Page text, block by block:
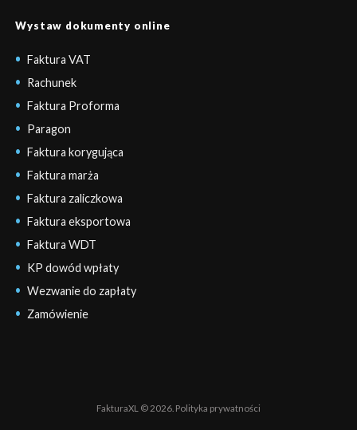
Wystaw dokumenty online
Faktura VAT
Rachunek
Faktura Proforma
Paragon
Faktura korygująca
Faktura marża
Faktura zaliczkowa
Faktura eksportowa
Faktura WDT
KP dowód wpłaty
Wezwanie do zapłaty
Zamówienie
FakturaXL © 2026. Polityka prywatności